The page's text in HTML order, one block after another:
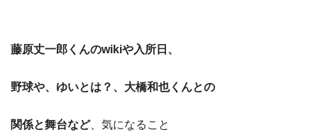
藤原丈一郎くんのwikiや入所日、
野球や、ゆいとは？、大橋和也くんとの
関係と舞台など、気になること